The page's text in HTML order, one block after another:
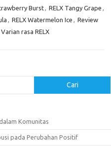
Burst, RELX Tangy Grape ,
, RELX Watermelon Ice , Review
Varian rasa RELX
Cari
Komunitas
pada Perubahan Positif